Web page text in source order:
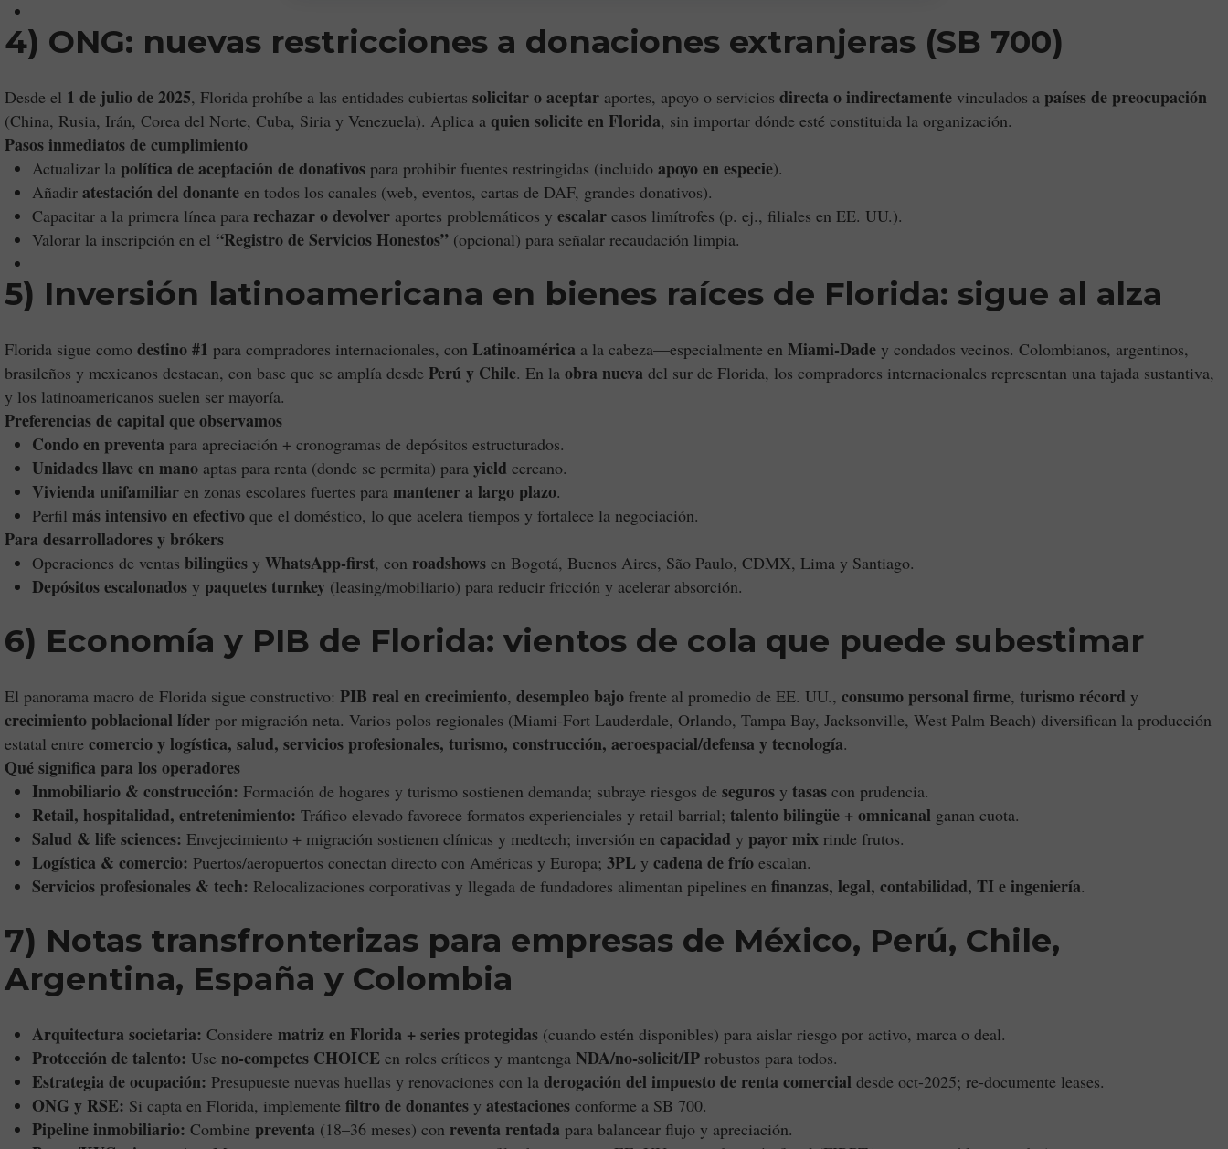
4) ONG: nuevas restricciones a donaciones extranjeras (SB 700)
Desde el 1 de julio de 2025, Florida prohíbe a las entidades cubiertas solicitar o aceptar aportes, apoyo o servicios directa o indirectamente vinculados a países de preocupación
(China, Rusia, Irán, Corea del Norte, Cuba, Siria y Venezuela). Aplica a quien solicite en Florida, sin importar dónde esté constituida la organización.
Pasos inmediatos de cumplimiento
Actualizar la política de aceptación de donativos para prohibir fuentes restringidas (incluido apoyo en especie).
Añadir atestación del donante en todos los canales (web, eventos, cartas de DAF, grandes donativos).
Capacitar a la primera línea para rechazar o devolver aportes problemáticos y escalar casos limítrofes (p. ej., filiales en EE. UU.).
Valorar la inscripción en el “Registro de Servicios Honestos” (opcional) para señalar recaudación limpia.
5) Inversión latinoamericana en bienes raíces de Florida: sigue al alza
Florida sigue como destino #1 para compradores internacionales, con Latinoamérica a la cabeza—especialmente en Miami-Dade y condados vecinos. Colombianos, argentinos,
brasileños y mexicanos destacan, con base que se amplía desde Perú y Chile. En la obra nueva del sur de Florida, los compradores internacionales representan una tajada sustantiva,
y los latinoamericanos suelen ser mayoría.
Preferencias de capital que observamos
Condo en preventa para apreciación + cronogramas de depósitos estructurados.
Unidades llave en mano aptas para renta (donde se permita) para yield cercano.
Vivienda unifamiliar en zonas escolares fuertes para mantener a largo plazo.
Perfil más intensivo en efectivo que el doméstico, lo que acelera tiempos y fortalece la negociación.
Para desarrolladores y brókers
Operaciones de ventas bilingües y WhatsApp-first, con roadshows en Bogotá, Buenos Aires, São Paulo, CDMX, Lima y Santiago.
Depósitos escalonados y paquetes turnkey (leasing/mobiliario) para reducir fricción y acelerar absorción.
6) Economía y PIB de Florida: vientos de cola que puede subestimar
El panorama macro de Florida sigue constructivo: PIB real en crecimiento, desempleo bajo frente al promedio de EE. UU., consumo personal firme, turismo récord y
crecimiento poblacional líder por migración neta. Varios polos regionales (Miami-Fort Lauderdale, Orlando, Tampa Bay, Jacksonville, West Palm Beach) diversifican la producción
estatal entre comercio y logística, salud, servicios profesionales, turismo, construcción, aeroespacial/defensa y tecnología.
Qué significa para los operadores
Inmobiliario & construcción: Formación de hogares y turismo sostienen demanda; subraye riesgos de seguros y tasas con prudencia.
Retail, hospitalidad, entretenimiento: Tráfico elevado favorece formatos experienciales y retail barrial; talento bilingüe + omnicanal ganan cuota.
Salud & life sciences: Envejecimiento + migración sostienen clínicas y medtech; inversión en capacidad y payor mix rinde frutos.
Logística & comercio: Puertos/aeropuertos conectan directo con Américas y Europa; 3PL y cadena de frío escalan.
Servicios profesionales & tech: Relocalizaciones corporativas y llegada de fundadores alimentan pipelines en finanzas, legal, contabilidad, TI e ingeniería.
7) Notas transfronterizas para empresas de México, Perú, Chile,
Argentina, España y Colombia
Arquitectura societaria: Considere matriz en Florida + series protegidas (cuando estén disponibles) para aislar riesgo por activo, marca o deal.
Protección de talento: Use no-competes CHOICE en roles críticos y mantenga NDA/no-solicit/IP robustos para todos.
Estrategia de ocupación: Presupueste nuevas huellas y renovaciones con la derogación del impuesto de renta comercial desde oct-2025; re-documente leases.
ONG y RSE: Si capta en Florida, implemente filtro de donantes y atestaciones conforme a SB 700.
Pipeline inmobiliario: Combine preventa (18–36 meses) con reventa rentada para balancear flujo y apreciación.